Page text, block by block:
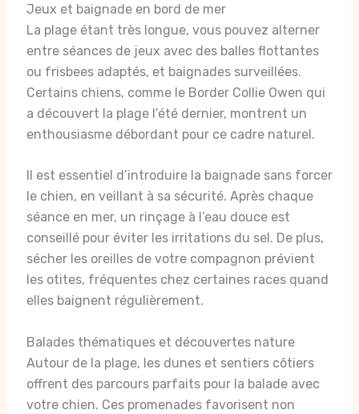
Jeux et baignade en bord de mer
La plage étant très longue, vous pouvez alterner
entre séances de jeux avec des balles flottantes
ou frisbees adaptés, et baignades surveillées.
Certains chiens, comme le Border Collie Owen qui
a découvert la plage l’été dernier, montrent un
enthousiasme débordant pour ce cadre naturel.
Il est essentiel d’introduire la baignade sans forcer
le chien, en veillant à sa sécurité. Après chaque
séance en mer, un rinçage à l’eau douce est
conseillé pour éviter les irritations du sel. De plus,
sécher les oreilles de votre compagnon prévient
les otites, fréquentes chez certaines races quand
elles baignent régulièrement.
Balades thématiques et découvertes nature
Autour de la plage, les dunes et sentiers côtiers
offrent des parcours parfaits pour la balade avec
votre chien. Ces promenades favorisent non